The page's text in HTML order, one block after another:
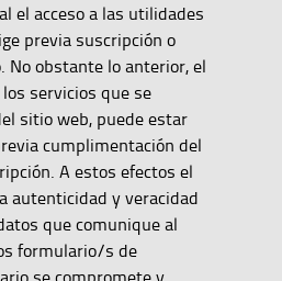
el acceso a las utilidades
previa suscripción o
No obstante lo anterior, el
servicios que se
sitio web, puede estar
cumplimentación del
A estos efectos el
autenticidad y veracidad
que comunique al
formulario/s de